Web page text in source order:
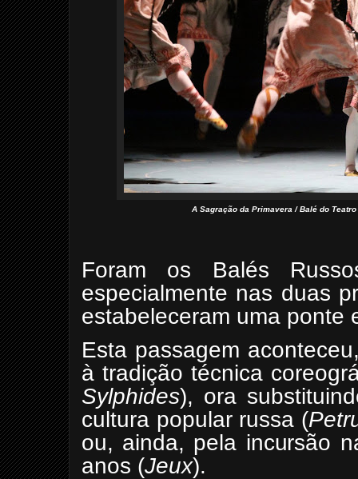
A Sagração da Primavera / Balé do
Foram os Balés
especialmente nas duas
estabeleceram uma ponte
Esta passagem
à tradição técnica
Sylphides), ora
cultura popular russa (
ou, ainda, pela incursão
anos (Jeux).